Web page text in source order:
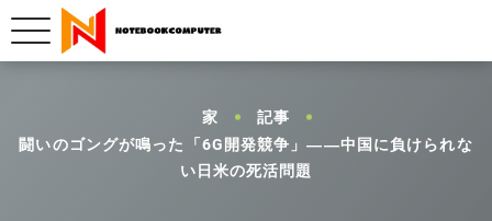
家
記事
闘いのゴングが鳴った「6G開発競争」――中国に負けられな
い日米の死活問題